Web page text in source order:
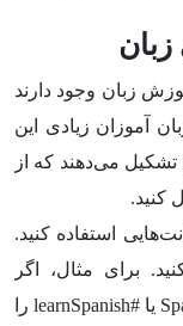
زبان وجود دارند
آموزان زیادی این
تشکیل می‌دهند که از
کنید.
استفاده کنید.
برای مثال، اگر
می‌خواهید اسپانیایی یاد بگیرید، هشتگ #Spanish یا #learnSpanish را